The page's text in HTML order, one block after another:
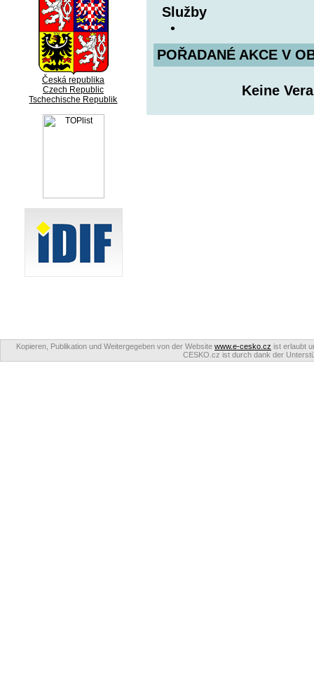
Česká republika
Czech Republic
Tschechische Republik
Služby
•
POŘADANÉ AKCE V
Keine
Kopieren, Publikation und Weitergegeben von der Website www.e-cesko.cz ist erlaubt
CESKO.cz ist durch dank der